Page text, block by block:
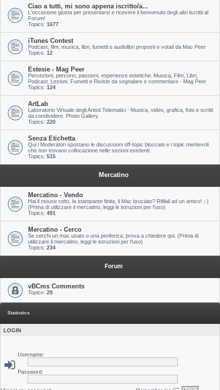
Ciao a tutti, mi sono appena iscritto/a...
L'occasione giusta per presentarsi e ricevere il benvenuto degli altri iscritti al
Forum!
Topics: 1677
iTunes Contest
Podcast, film, musica, libri, fumetti e audiolibri proposti e votati da Mac Peer
Topics: 12
Estesie - Mag Peer
Percezioni, percorsi, passioni, esperienze estetiche. Musica, Film, Libri,
Podcast, Lezioni, Fumetti e Riviste da segnalare e commentare - Mag Peer
Topics: 124
ArtLab
Laboratorio Virtuale degli Artisti Telematici - Musica, video, grafica, foto e scritti
da condividere. Photo Gallery.
Topics: 220
Senza Etichetta
Qui i Moderatori spostano le discussioni off-topic bloccate e i topic meritevoli
che non trovano collocazione nelle sezioni esistenti.
Topics: 515
Mercatino
Mercatino - Vendo
Hai il mouse rotto, la stampante finita, il Mac bruciato? Rifilali ad un amico! ;-)
(Prima di utilizzare il mercatino, leggi le istruzioni per l'uso)
Topics: 491
Mercatino - Cerco
Se cerchi un mac usato o una periferica, prova a chiedere qui. (Prima di
utilizzare il mercatino, leggi le istruzioni per l'uso)
Topics: 234
Forum
vBCms Comments
Topics: 29
Statistics
LOGIN
Username:
Password: